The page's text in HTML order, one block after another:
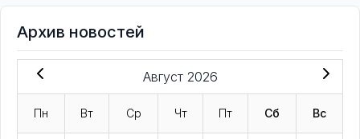
Архив новостей
Август 2026
Пн Вт Ср Чт Пт Сб Вс